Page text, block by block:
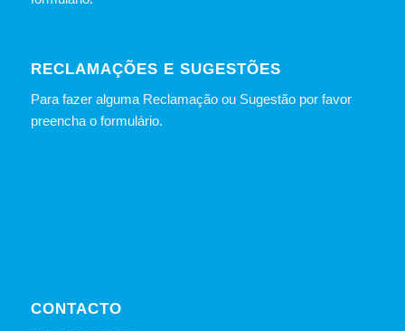
RECLAMAÇÕES E SUGESTÕES
Para fazer alguma Reclamação ou Sugestão por favor
preencha o formulário.
CONTACTO